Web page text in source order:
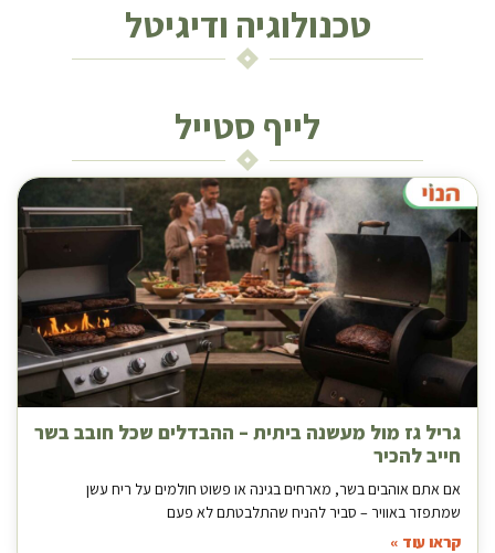
טכנולוגיה ודיגיטל
לייף סטייל
גריל גז מול מעשנה ביתית – ההבדלים שכל חובב בשר
חייב להכיר
אם אתם אוהבים בשר, מארחים בגינה או פשוט חולמים על ריח עשן
שמתפזר באוויר – סביר להניח שהתלבטתם לא פעם
קראו עוד »